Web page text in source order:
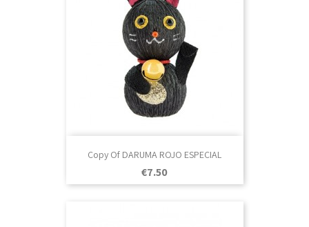
Copy Of DARUMA ROJO ESPECIAL
Price
€7.50